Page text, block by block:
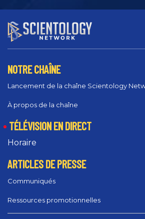
NOTRE CHAÎNE
Lancement de la chaîne Scientology
À propos de la chaîne
TÉLÉVISION EN DIRECT
Horaire
ARTICLES DE PRESSE
Communiqués
Ressources promotionnelles